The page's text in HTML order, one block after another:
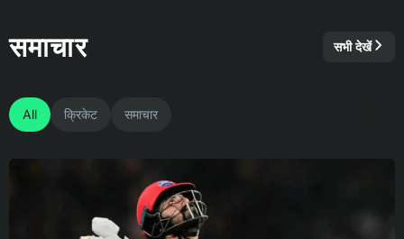
समाचार सभी देखें
All क्रिकेट समाचार